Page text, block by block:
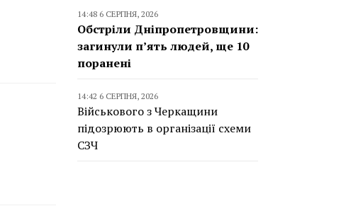
14:48 6 СЕРПНЯ, 2026
Обстріли Дніпропетровщини:
загинули п’ять людей, ще 10
поранені
14:42 6 СЕРПНЯ, 2026
Військового з Черкащини
підозрюють в організації схеми
СЗЧ